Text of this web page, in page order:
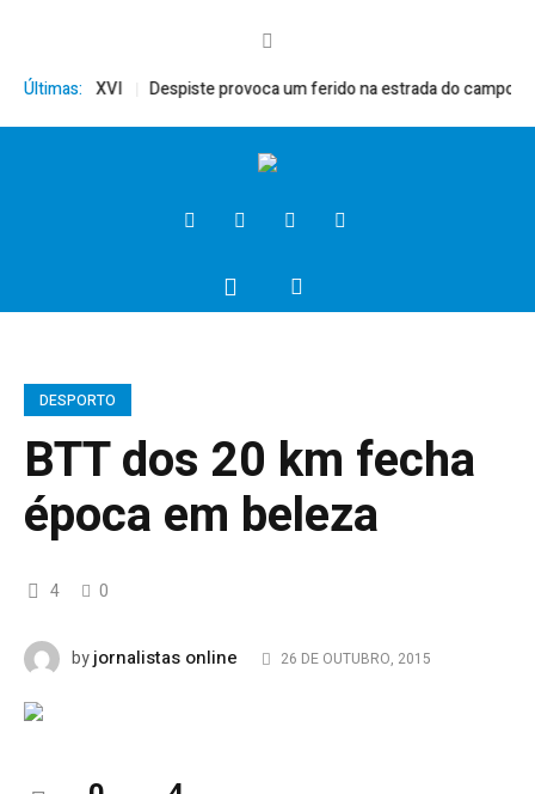
Últimas:
Bento XVI Despiste provoca um ferido na estrada do campo
DESPORTO
BTT dos 20 km fecha
época em beleza
4 0
byjornalistas online 26 DE OUTUBRO, 2015